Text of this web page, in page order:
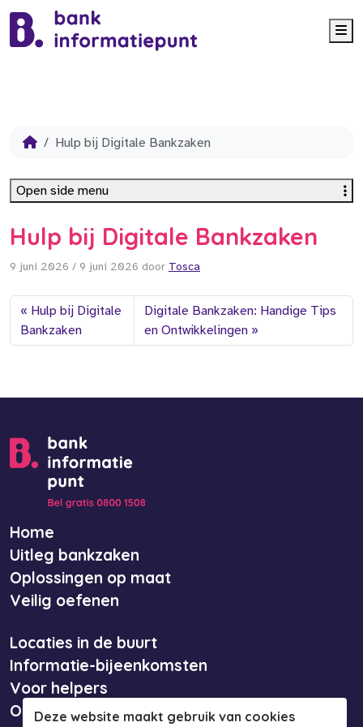
Hulp bij Digitale Bankzaken
Hulp bij Digitale Bankzaken
9 juni 2026 / 9 juni 2026 door Tosca
Hulp bij Digitale
Bankzaken
Digitale Bankzaken: Handige Tips
en Ontwikkelingen
Open side menu
Home
Uitleg bankzaken
Oplossingen op maat
Veilig oefenen
Locaties in de buurt
Informatie-bijeenkomsten
Voor helpers
Over ons
Deze website maakt gebruik van cookies